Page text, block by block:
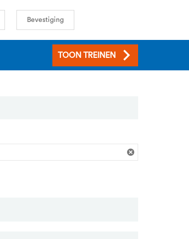
Bevestiging
TOON TREINEN